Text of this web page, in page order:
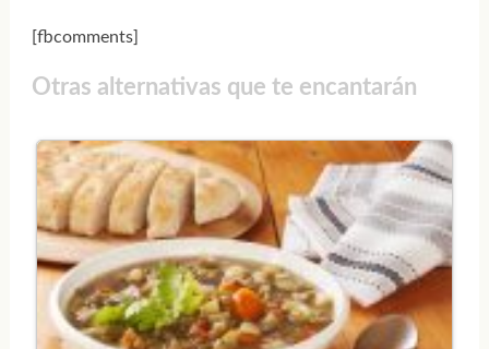
[fbcomments]
Otras alternativas que te encantarán